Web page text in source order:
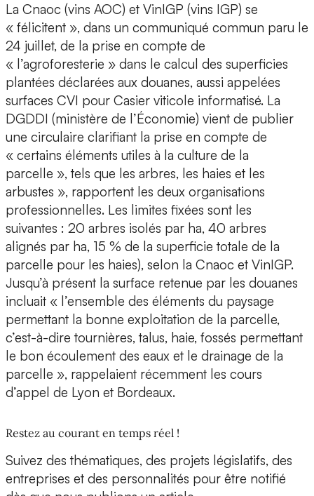
La Cnaoc (vins AOC) et VinIGP (vins IGP) se
« félicitent », dans un communiqué commun paru le
24 juillet, de la prise en compte de
« l’agroforesterie » dans le calcul des superficies
plantées déclarées aux douanes, aussi appelées
surfaces CVI pour Casier viticole informatisé. La
DGDDI (ministère de l’Économie) vient de publier
une circulaire clarifiant la prise en compte de
« certains éléments utiles à la culture de la
parcelle », tels que les arbres, les haies et les
arbustes », rapportent les deux organisations
professionnelles. Les limites fixées sont les
suivantes : 20 arbres isolés par ha, 40 arbres
alignés par ha, 15 % de la superficie totale de la
parcelle pour les haies), selon la Cnaoc et VinIGP.
Jusqu’à présent la surface retenue par les douanes
incluait « l’ensemble des éléments du paysage
permettant la bonne exploitation de la parcelle,
c’est-à-dire tournières, talus, haie, fossés permettant
le bon écoulement des eaux et le drainage de la
parcelle », rappelaient récemment les cours
d’appel de Lyon et Bordeaux.
Restez au courant en temps réel !
Suivez des thématiques, des projets législatifs, des
entreprises et des personnalités pour être notifié